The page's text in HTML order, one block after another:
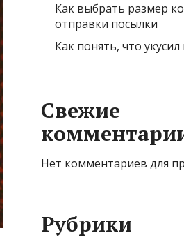
Как выбрать размер
отправки посылки
Как понять, что укусил
Свежие
Нет комментариев для
Рубрики